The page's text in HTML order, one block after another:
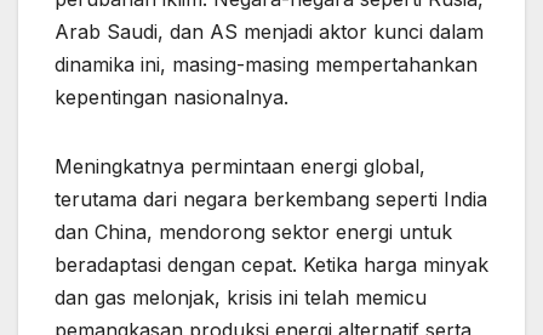
Arab Saudi, dan AS menjadi aktor kunci dalam
dinamika ini, masing-masing mempertahankan
kepentingan nasionalnya.
Meningkatnya permintaan energi global,
terutama dari negara berkembang seperti India
dan China, mendorong sektor energi untuk
beradaptasi dengan cepat. Ketika harga minyak
dan gas melonjak, krisis ini telah memicu